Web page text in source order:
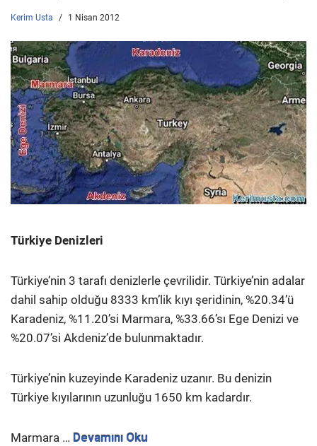
Kerim Usta 1 Nisan 2012
Türkiye Denizleri
Türkiye’nin 3 tarafı denizlerle çevrilidir. Türkiye’nin adalar
dahil sahip olduğu 8333 km’lik kıyı şeridinin, %20.34’ü
Karadeniz, %11.20’si Marmara, %33.66’sı Ege Denizi ve
%20.07’si Akdeniz’de bulunmaktadır.
Türkiye’nin kuzeyinde Karadeniz uzanır. Bu denizin
Türkiye kıyılarının uzunluğu 1650 km kadardır.
Marmara … Devamını Oku